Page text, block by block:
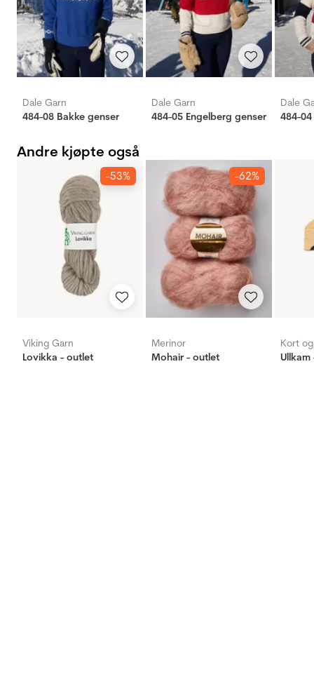
Dale Garn
484-08 Bakke genser
Dale Garn
484-05 Engelberg genser
Dale
484-
Andre kjøpte også
-53%
Viking Garn
Lovikka - outlet
-62%
Merinor
Mohair - outlet
Kort
Ullkam